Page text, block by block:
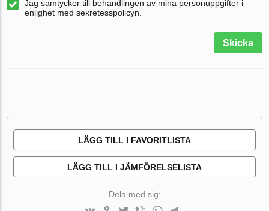
Jag samtycker till behandlingen av mina personuppgifter i
enlighet med sekretesspolicyn.
Skicka
LÄGG TILL I FAVORITLISTA
LÄGG TILL I JÄMFÖRELSELISTA
Dela med sig: